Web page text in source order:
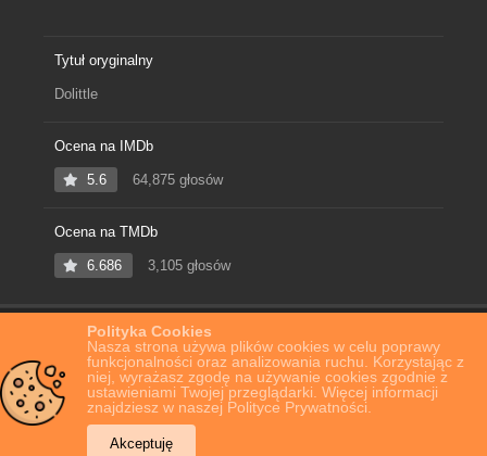
Polityka Cookies
Nasza strona używa plików cookies w celu poprawy
funkcjonalności oraz analizowania ruchu. Korzystając z
niej, wyrażasz zgodę na używanie cookies zgodnie z
ustawieniami Twojej przeglądarki. Więcej informacji
znajdziesz w naszej Polityce Prywatności.
Akceptuję
Tytuł oryginalny
Dolittle
Ocena na IMDb
5.6 64,875 głosów
Ocena na TMDb
6.686 3,105 głosów
Film Online Doktor Dolittle